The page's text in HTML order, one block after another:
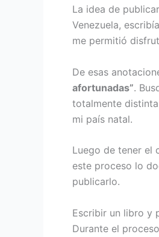
La idea de
Venezuela,
me permitió
De esas
afortunadas”.
totalmente
mi país natal.
Luego de tener el
este proceso lo
publicarlo.
Escribir un libro y
Durante el